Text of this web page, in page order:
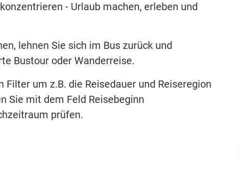
- Urlaub machen, erleben und
lehnen Sie sich im Bus zurück und
Bustour oder Wanderreise.
Filter um z.B. die Reisedauer und Reiseregion
Sie mit dem Feld Reisebeginn
prüfen.